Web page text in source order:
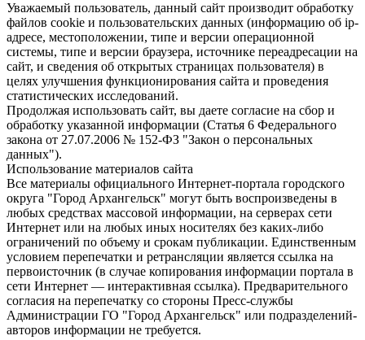
Уважаемый пользователь, данный сайт производит обработку
файлов cookie и пользовательских данных (информацию об ip-
адресе, местоположении, типе и версии операционной
системы, типе и версии браузера, источнике переадресации на
сайт, и сведения об открытых страницах пользователя) в
целях улучшения функционирования сайта и проведения
статистических исследований.
Продолжая использовать сайт, вы даете согласие на сбор и
обработку указанной информации (Статья 6 Федерального
закона от 27.07.2006 № 152-ФЗ "Закон о персональных
данных").
Использование материалов сайта
Все материалы официального Интернет-портала городского
округа "Город Архангельск" могут быть воспроизведены в
любых средствах массовой информации, на серверах сети
Интернет или на любых иных носителях без каких-либо
ограничений по объему и срокам публикации. Единственным
условием перепечатки и ретрансляции является ссылка на
первоисточник (в случае копирования информации портала в
сети Интернет — интерактивная ссылка). Предварительного
согласия на перепечатку со стороны Пресс-службы
Администрации ГО "Город Архангельск" или подразделений-
авторов информации не требуется.